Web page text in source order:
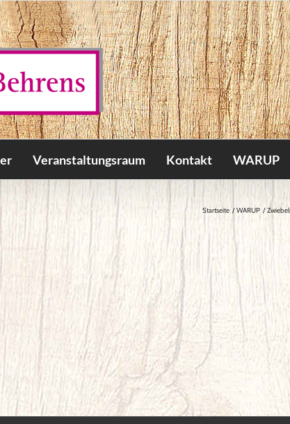
Veranstaltungsraum Kontakt WARUP
Startseite WARUP